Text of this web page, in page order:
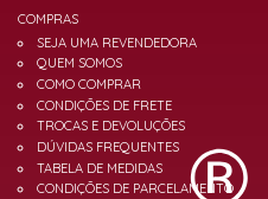
COMPRAS
SEJA UMA REVENDEDORA
QUEM SOMOS
COMO COMPRAR
CONDIÇÕES DE FRETE
TROCAS E DEVOLUÇÕES
DÚVIDAS FREQUENTES
TABELA DE MEDIDAS
CONDIÇÕES DE PARCELAMENTO